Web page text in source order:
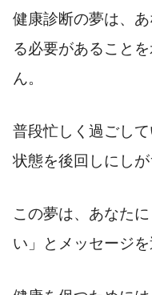
健康診断の夢は、
る必要があること
ん。
普段忙しく過ごし
状態を後回しにしが
この夢は、あなた
い」とメッセージを